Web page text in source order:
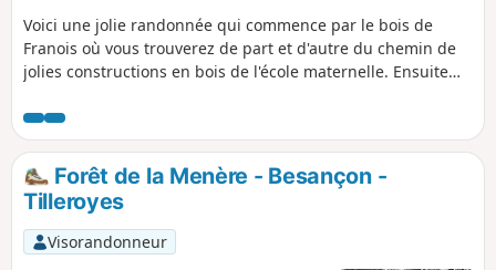
Voici une jolie randonnée qui commence par le bois de
Franois où vous trouverez de part et d'autre du chemin de
jolies constructions en bois de l'école maternelle. Ensuite
centre équestre. Vous longerez le chemin de crête de Pirey,
avec une vue sur le "champ de tir". Vous traverserez le
Mont de Pouilley, avec ses vestiges militaires, son ancienne
volière et son point de vue sur le village. Puis retour au
point de départ à Serre.
Forêt de la Menère - Besançon -
Tilleroyes
Visorandonneur